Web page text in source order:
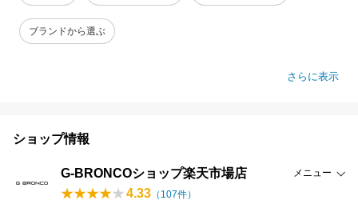
ブランドから選ぶ
さらに表示
ショップ情報
G-BRONCOショップ楽天市場店 メニュー
4.33 （ 107件）